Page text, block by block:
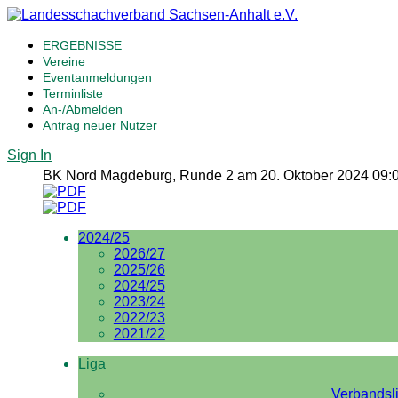
ERGEBNISSE
Vereine
Eventanmeldungen
Terminliste
An-/Abmelden
Antrag neuer Nutzer
Sign In
BK Nord Magdeburg, Runde 2 am 20. Oktober 2024
2024/25
2026/27
2025/26
2024/25
2023/24
2022/23
2021/22
Liga